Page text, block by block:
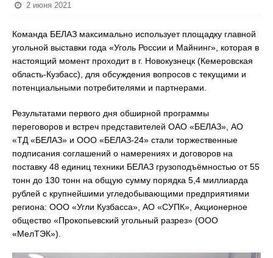
2 июня 2021
Команда БЕЛАЗ максимально использует площадку главной
угольной выставки года «Уголь России и Майнинг», которая в
настоящий момент проходит в г. Новокузнецк (Кемеровская
область-Кузбасс), для обсуждения вопросов с текущими и
потенциальными потребителями и партнерами.
Результатами первого дня обширной программы
переговоров и встреч представителей ОАО «БЕЛАЗ», АО
«ТД «БЕЛАЗ» и ООО «БЕЛАЗ-24» стали торжественные
подписания соглашений о намерениях и договоров на
поставку 48 единиц техники БЕЛАЗ грузоподъёмностью от 55
тонн до 130 тонн на общую сумму порядка 5,4 миллиарда
рублей с крупнейшими угледобывающими предприятиями
региона: ООО «Угли Кузбасса», АО «СУПК», Акционерное
общество «Прокопьевский угольный разрез» (ООО
«МелТЭК»).